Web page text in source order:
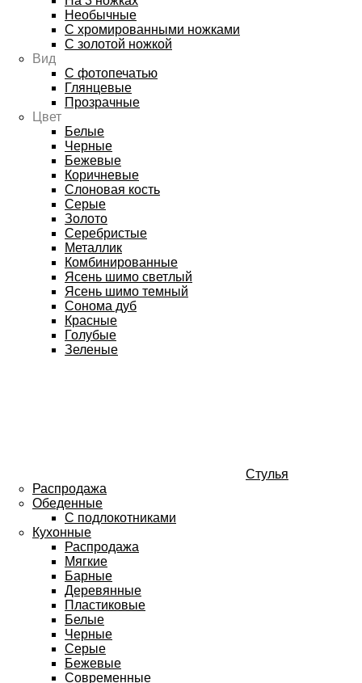
Необычные
С хромированными ножками
С золотой ножкой
Вид
С фотопечатью
Глянцевые
Прозрачные
Цвет
Белые
Черные
Бежевые
Коричневые
Слоновая кость
Серые
Золото
Серебристые
Металлик
Комбинированные
Ясень шимо светлый
Ясень шимо темный
Сонома дуб
Красные
Голубые
Зеленые
Стулья
Распродажа
Обеденные
С подлокотниками
Кухонные
Распродажа
Мягкие
Барные
Деревянные
Пластиковые
Белые
Черные
Серые
Бежевые
Современные